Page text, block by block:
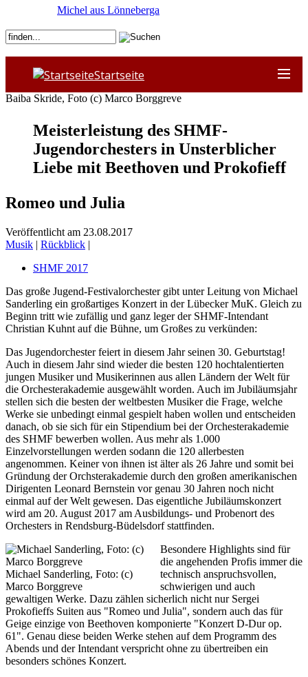
Startseite
Baiba Skride, Foto (c) Marco Borggreve
Meisterleistung des SHMF-
Jugendorchesters in Unsterblicher
Liebe mit Beethoven und Prokofieff
Romeo und Julia
Veröffentlicht am 23.08.2017
Musik | Rückblick |
SHMF 2017
Das große Jugend-Festivalorchester gibt unter Leitung von Michael
Sanderling ein großartiges Konzert in der Lübecker MuK. Gleich zu
Beginn tritt wie zufällig und ganz leger der SHMF-Intendant
Christian Kuhnt auf die Bühne, um Großes zu verkünden:
Das Jugendorchester feiert in diesem Jahr seinen 30. Geburtstag!
Auch in diesem Jahr sind wieder die besten 120 hochtalentierten
jungen Musiker und Musikerinnen aus allen Ländern der Welt für
die Orchesterakademie ausgewählt worden. Auch im Jubiläumsjahr
stellen sich die besten der weltbesten Musiker die Frage, welche
Werke sie unbedingt einmal gespielt haben wollen und entscheiden
danach, ob sie sich für ein Stipendium bei der Orchesterakademie
des SHMF bewerben wollen. Aus mehr als 1.000
Einzelvorstellungen werden sodann die 120 allerbesten
angenommen. Keiner von ihnen ist älter als 26 Jahre und somit bei
Gründung der Orchsterakademie durch den großen amerikanischen
Dirigenten Leonard Bernstein vor genau 30 Jahren noch nicht
einmal auf der Welt gewesen. Das eigentliche Jubiläumskonzert
wird am 20. August 2017 am Ausbildungs- und Probenort des
Orchesters in Rendsburg-Büdelsdorf stattfinden.
Michael Sanderling, Foto: (c)
Marco Borggreve
Besondere Highlights sind für
die angehenden Profis immer die
technisch anspruchsvollen,
schwierigen und auch
gewaltigen Werke. Dazu zählen sicherlich nicht nur Sergei
Prokofieffs Suiten aus "Romeo und Julia", sondern auch das für
Geige einzige von Beethoven komponierte "Konzert D-Dur op.
61". Genau diese beiden Werke stehen auf dem Programm des
Abends und der Intendant verspricht ohne zu übertreiben ein
besonders schönes Konzert.
Michel aus Lönneberga